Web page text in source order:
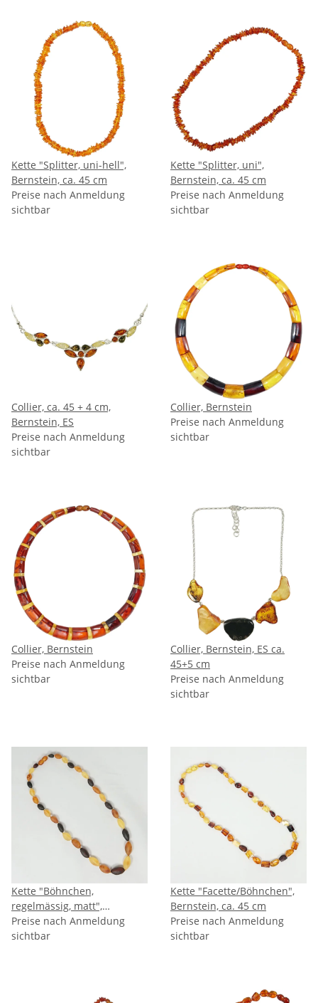
Kette "Splitter, uni-hell",
Bernstein, ca. 45 cm
Preise nach Anmeldung
sichtbar
Kette "Splitter, uni",
Bernstein, ca. 45 cm
Preise nach Anmeldung
sichtbar
Collier, ca. 45 + 4 cm,
Bernstein, ES
Preise nach Anmeldung
sichtbar
Collier, Bernstein
Preise nach Anmeldung
sichtbar
Collier, Bernstein
Preise nach Anmeldung
sichtbar
Collier, Bernstein, ES ca.
45+5 cm
Preise nach Anmeldung
sichtbar
Kette "Böhnchen,
regelmässig, matt",
Bernstein, ca. 48 cm
Preise nach Anmeldung
sichtbar
Kette "Facette/Böhnchen",
Bernstein, ca. 45 cm
Preise nach Anmeldung
sichtbar